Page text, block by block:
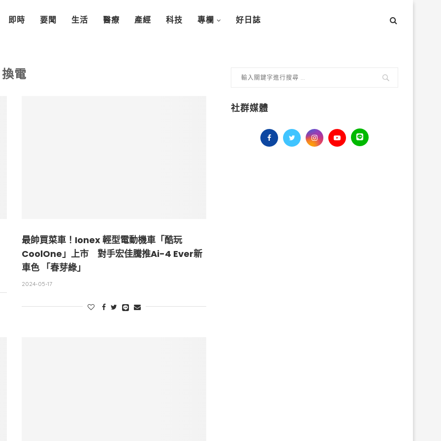
即時 要聞 生活 醫療 產經 科技 專欄 好日誌
換電
最帥買菜車！Ionex 輕型電動機車「酷玩
CoolOne」上市 對手宏佳騰推Ai-4 Ever新
車色 「春芽綠」
2024-05-17
社群媒體